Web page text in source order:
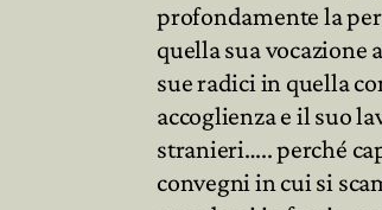
profondamente la
quella sua vocazione
sue radici in quella
accoglienza e il suo
stranieri….. perché
convegni in cui si